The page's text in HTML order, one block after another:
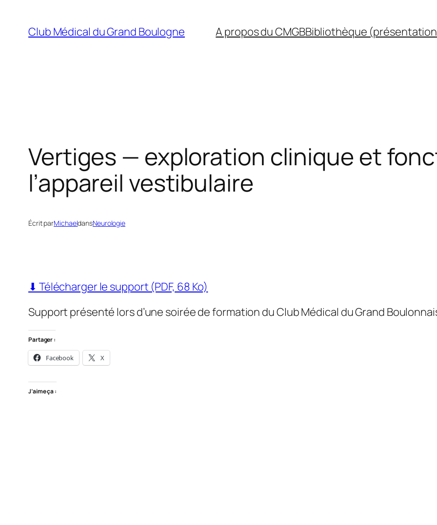
contenu
Club Médical du Grand Boulogne A propos du CMGBBibliothèque
Vertiges — exploration clinique et
l’appareil vestibulaire
Écrit parMichaeldansNeurologie
⬇ Télécharger le support (PDF, 68 Ko)
Support présenté lors d’une soirée de formation du Club Médical du Grand
Partager :
Facebook X
J’aime ça :